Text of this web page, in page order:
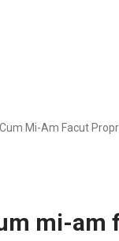
Mi-Am Facut
mi-